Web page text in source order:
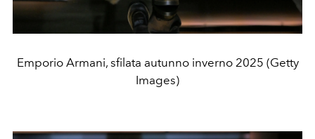
Emporio Armani, sfilata autunno inverno 2025 (Getty
Images)